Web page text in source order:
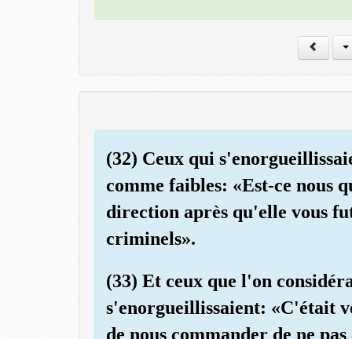
(32) Ceux qui
comme faibles: «Est-ce nous
direction après qu'elle vous
criminels».
(33) Et ceux que l'on
s'enorgueillissaient: «C'était
de nous commander de ne